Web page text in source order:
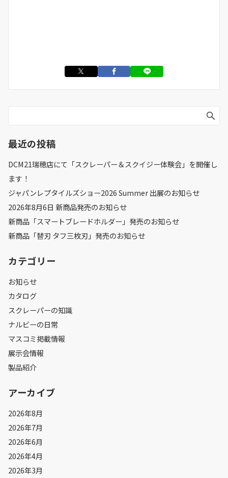
最近の投稿
DCM21瑞穂店にて「スクレーパー＆スクイジー体験会」を開催し
ます！
ジャパンレプタイルズショー2026 Summer 出展のお知らせ
2026年8月6日 新商品発売のお知らせ
新商品「スマートブレードホルダー」発売のお知らせ
新商品「替刃 タフ三枚刃」発売のお知らせ
カテゴリー
お知らせ
カタログ
スクレーパーの知識
ナルビーの日常
マスコミ掲載情報
展示会情報
製品紹介
アーカイブ
2026年8月
2026年7月
2026年6月
2026年4月
2026年3月